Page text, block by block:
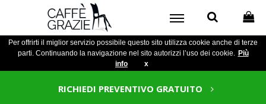
Per offrirti il miglior servizio possibile questo sito utilizza cookie anche di terze
parti. Continuando la navigazione nel sito autorizzi l’uso dei cookie. Più
info
x
RICHIEDI PREVENTIVO GRATUITO